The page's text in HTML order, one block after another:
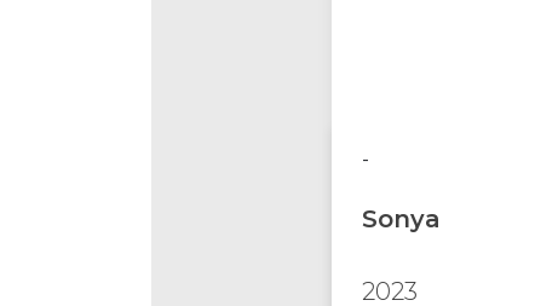
-
Sonya
2023